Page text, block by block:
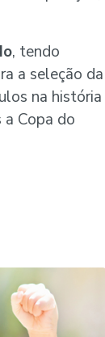
, tendo
a seleção da
na história
Copa do